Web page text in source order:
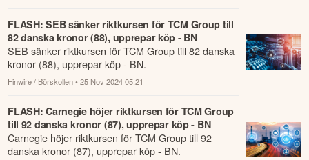
FLASH: SEB sänker riktkursen för TCM Group till
82 danska kronor (88), upprepar köp - BN
SEB sänker riktkursen för TCM Group till 82 danska
kronor (88), upprepar köp - BN.
Finwire / Börskollen • 25 Nov 2024 05:21
FLASH: Carnegie höjer riktkursen för TCM Group
till 92 danska kronor (87), upprepar köp - BN
Carnegie höjer riktkursen för TCM Group till 92
danska kronor (87), upprepar köp - BN.